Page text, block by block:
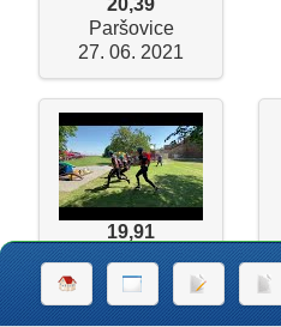
20,39
Paršovice
27. 06. 2021
19,91
Chválkovice
19. 06. 2021